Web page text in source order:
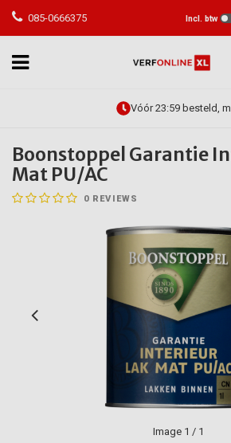
085-0666375 Incl. btw
Vóór 23:59 besteld,
Boonstoppel Garantie
Mat PU/AC
0 REVIEWS
Image 1 / 1